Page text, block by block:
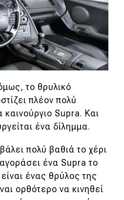
το θρυλικό
πλέον πολύ
Supra. Και
ένα δίλημμα.
πολύ βαθιά το χέρι
ένα Supra το
ένας θρύλος της
ορθότερο να κινηθεί